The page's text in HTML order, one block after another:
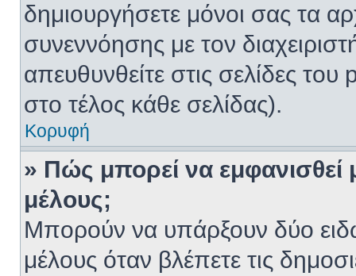
δημιουργήσετε μόνοι σας τα
συνεννόησης με τον
απευθυνθείτε στις σελίδες
στο τέλος κάθε σελίδας).
Κορυφή
» Πώς μπορεί να εμφανισθεί
μέλους;
Μπορούν να υπάρξουν δύο
μέλους όταν βλέπετε τις